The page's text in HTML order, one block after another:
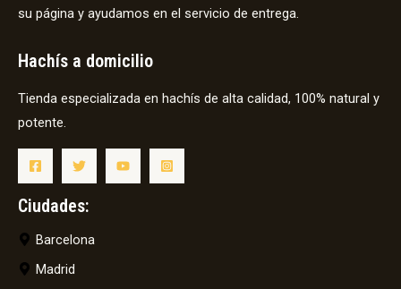
su página y ayudamos en el servicio de entrega.
Hachís a domicilio
Tienda especializada en hachís de alta calidad, 100% natural y
potente.
Ciudades:
Barcelona
Madrid